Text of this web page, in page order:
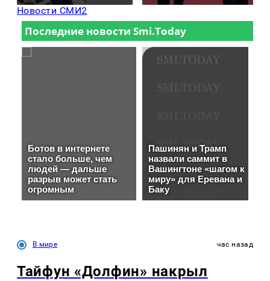
Новости СМИ2
В мире час назад
Тайфун «Долфин» накрыл